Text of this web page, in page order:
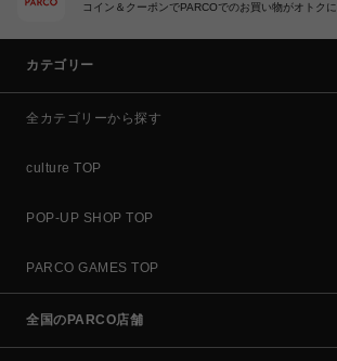
コイン＆クーポンでPARCOでのお買い物がオトクに
カテゴリー
全カテゴリーから探す
culture TOP
POP-UP SHOP TOP
PARCO GAMES TOP
全国のPARCO店舗